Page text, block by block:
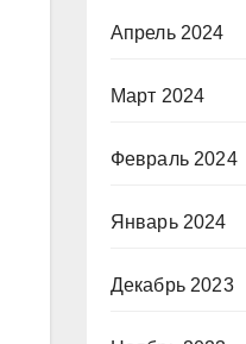
Апрель 2024
Март 2024
Февраль 2024
Январь 2024
Декабрь 2023